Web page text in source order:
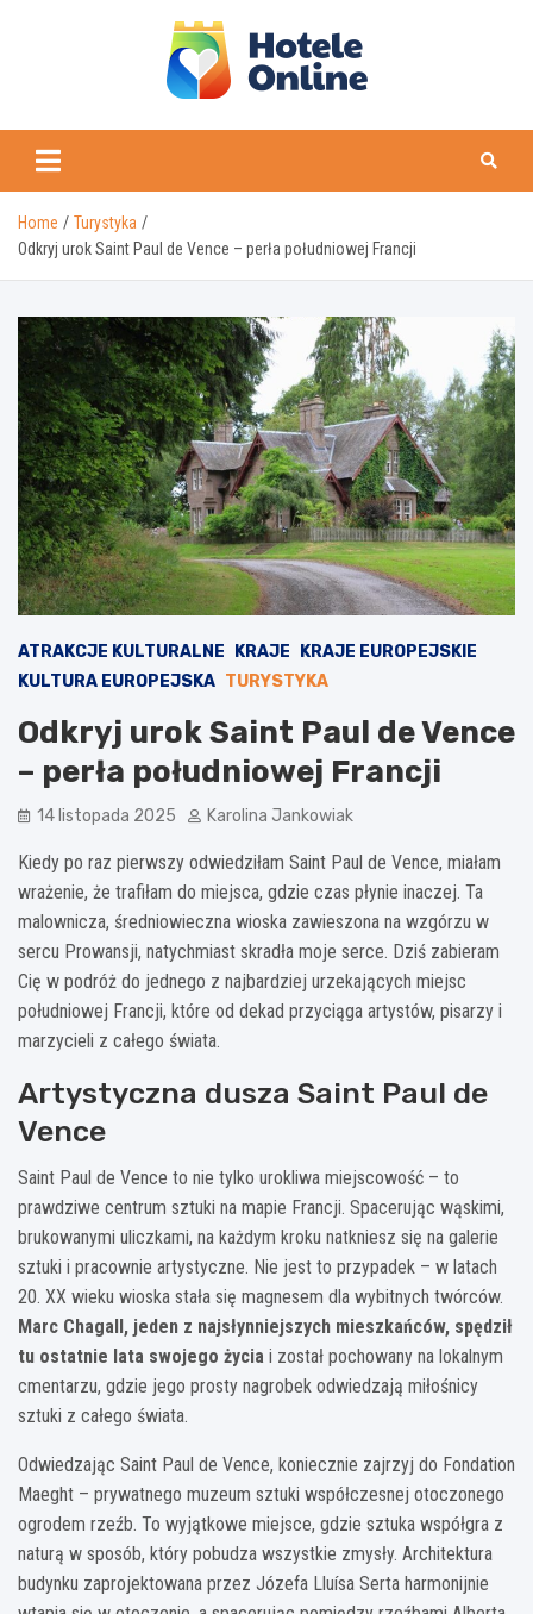
Home
Turystyka
Odkryj urok Saint Paul de Vence – perła południowej Francji
ATRAKCJE KULTURALNE KRAJE
KRAJE EUROPEJSKIE
KULTURA EUROPEJSKA TURYSTYKA
Odkryj urok Saint Paul de Vence
– perła południowej Francji
14 listopada 2025 Karolina Jankowiak
Kiedy po raz pierwszy odwiedziłam Saint Paul de Vence, miałam
wrażenie, że trafiłam do miejsca, gdzie czas płynie inaczej. Ta
malownicza, średniowieczna wioska zawieszona na wzgórzu w
sercu Prowansji, natychmiast skradła moje serce. Dziś zabieram
Cię w podróż do jednego z najbardziej urzekających miejsc
południowej Francji, które od dekad przyciąga artystów, pisarzy i
marzycieli z całego świata.
Artystyczna dusza Saint Paul de
Vence
Saint Paul de Vence to nie tylko urokliwa miejscowość – to
prawdziwe centrum sztuki na mapie Francji. Spacerując wąskimi,
brukowanymi uliczkami, na każdym kroku natkniesz się na galerie
sztuki i pracownie artystyczne. Nie jest to przypadek – w latach
20. XX wieku wioska stała się magnesem dla wybitnych twórców.
Marc Chagall, jeden z najsłynniejszych mieszkańców, spędził
tu ostatnie lata swojego życia i został pochowany na lokalnym
cmentarzu, gdzie jego prosty nagrobek odwiedzają miłośnicy
sztuki z całego świata.
Odwiedzając Saint Paul de Vence, koniecznie zajrzyj do Fondation
Maeght – prywatnego muzeum sztuki współczesnej otoczonego
ogrodem rzeźb. To wyjątkowe miejsce, gdzie sztuka współgra z
naturą w sposób, który pobudza wszystkie zmysły. Architektura
budynku zaprojektowana przez Józefa Lluísa Serta harmonijnie